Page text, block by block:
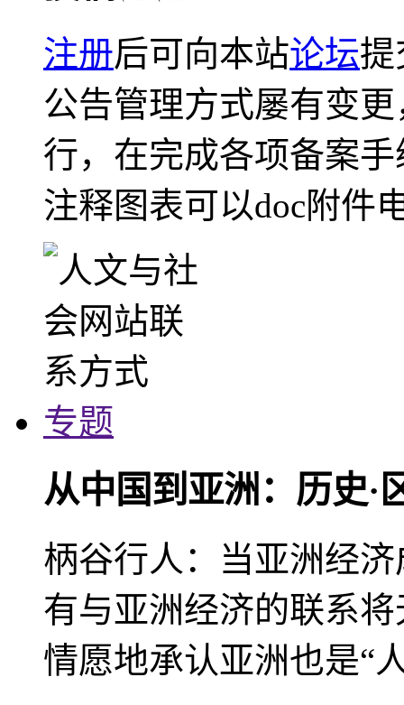
注册后可向本站论坛提
公告管理方式屡有变
行，在完成各项备案
注释图表可以doc附件
专题
从中国到亚洲：历史·
柄谷行人：当亚洲经
有与亚洲经济的联系
情愿地承认亚洲也是“